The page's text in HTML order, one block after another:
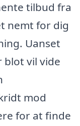
tilbud fra
nemt for dig
Uanset
blot vil vide
mod
for at finde